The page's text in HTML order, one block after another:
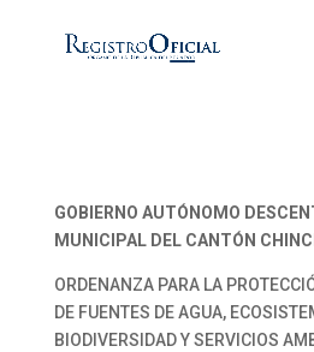
GOBIERNO AUTÓNOMO
MUNICIPAL DEL CANTÓN
ORDENANZA PARA LA
DE FUENTES DE AGUA,
BIODIVERSIDAD Y SERVICIOS